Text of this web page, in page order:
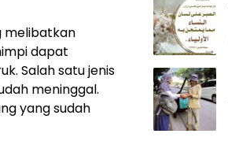
melibatkan
dapat
Salah satu jenis
meninggal.
yang sudah